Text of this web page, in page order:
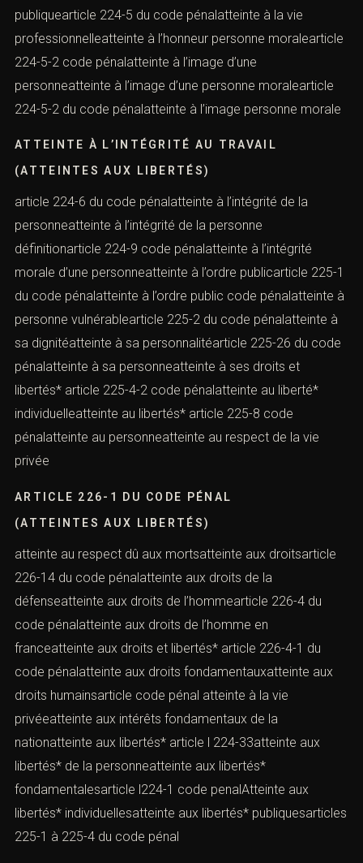
publiquearticle 224-5 du code pénalatteinte à la vie
professionnelleatteinte à l’honneur personne moralearticle
224-5-2 code pénalatteinte à l’image d’une
personneatteinte à l’image d’une personne moralearticle
224-5-2 du code pénalatteinte à l’image personne morale
ATTEINTE À L’INTÉGRITÉ AU TRAVAIL
(ATTEINTES AUX LIBERTÉS)
article 224-6 du code pénalatteinte à l’intégrité de la
personneatteinte à l’intégrité de la personne
définitionarticle 224-9 code pénalatteinte à l’intégrité
morale d’une personneatteinte à l’ordre publicarticle 225-1
du code pénalatteinte à l’ordre public code pénalatteinte à
personne vulnérablearticle 225-2 du code pénalatteinte à
sa dignitéatteinte à sa personnalitéarticle 225-26 du code
pénalatteinte à sa personneatteinte à ses droits et
libertés* article 225-4-2 code pénalatteinte au liberté*
individuelleatteinte au libertés* article 225-8 code
pénalatteinte au personneatteinte au respect de la vie
privée
ARTICLE 226-1 DU CODE PÉNAL
(ATTEINTES AUX LIBERTÉS)
atteinte au respect dû aux mortsatteinte aux droitsarticle
226-14 du code pénalatteinte aux droits de la
défenseatteinte aux droits de l’hommearticle 226-4 du
code pénalatteinte aux droits de l’homme en
franceatteinte aux droits et libertés* article 226-4-1 du
code pénalatteinte aux droits fondamentauxatteinte aux
droits humainsarticle code pénal atteinte à la vie
privéeatteinte aux intérêts fondamentaux de la
nationatteinte aux libertés* article l 224-33atteinte aux
libertés* de la personneatteinte aux libertés*
fondamentalesarticle l224-1 code penalAtteinte aux
libertés* individuellesatteinte aux libertés* publiquesarticles
225-1 à 225-4 du code pénal